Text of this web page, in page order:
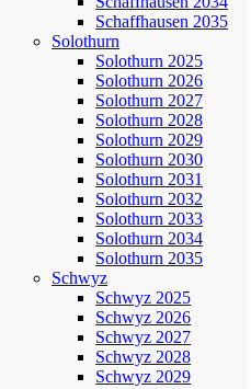
Schaffhausen 2035
Solothurn
Solothurn 2025
Solothurn 2026
Solothurn 2027
Solothurn 2028
Solothurn 2029
Solothurn 2030
Solothurn 2031
Solothurn 2032
Solothurn 2033
Solothurn 2034
Solothurn 2035
Schwyz
Schwyz 2025
Schwyz 2026
Schwyz 2027
Schwyz 2028
Schwyz 2029